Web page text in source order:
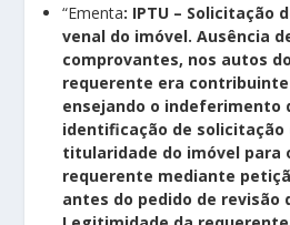
“Ementa: IPTU – Solicitação
venal do imóvel. Ausência
comprovantes, nos autos
requerente era
ensejando o indeferimento
identificação de solicitação
titularidade do imóvel para
requerente mediante
antes do pedido de revisão